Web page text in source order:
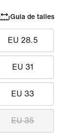
Guia de talles
EU 28.5
EU 31
EU 33
EU 35